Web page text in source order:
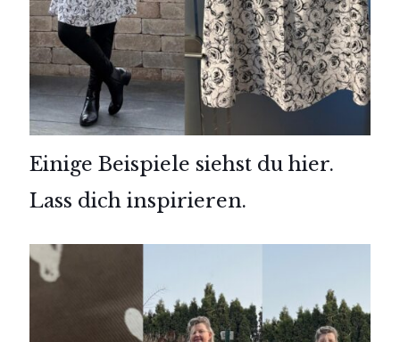
Einige Beispiele siehst du hier.
Lass dich inspirieren.